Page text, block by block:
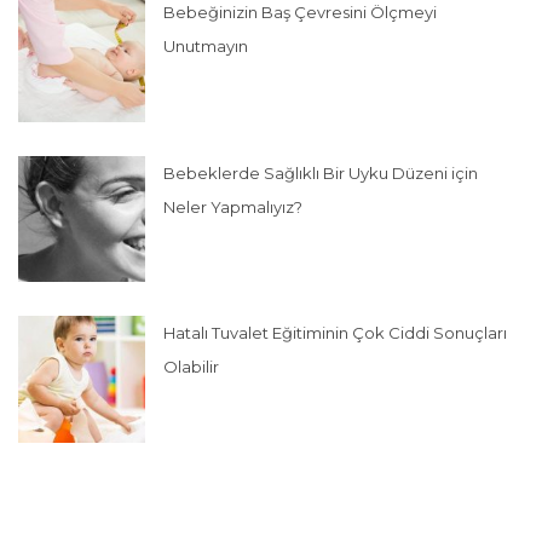
Bebeğinizin Baş Çevresini Ölçmeyi
Unutmayın
Bebeklerde Sağlıklı Bir Uyku Düzeni için
Neler Yapmalıyız?
Hatalı Tuvalet Eğitiminin Çok Ciddi Sonuçları
Olabilir